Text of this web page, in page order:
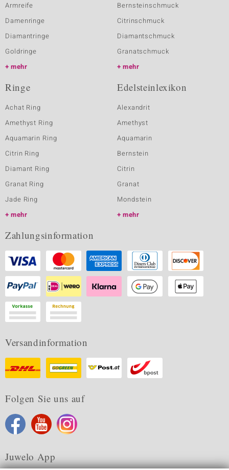
Armreife
Damenringe
Diamantringe
Goldringe
mehr
Bernsteinschmuck
Citrinschmuck
Diamantschmuck
Granatschmuck
mehr
Ringe
Achat Ring
Amethyst Ring
Aquamarin Ring
Citrin Ring
Diamant Ring
Granat Ring
Jade Ring
mehr
Edelsteinlexikon
Alexandrit
Amethyst
Aquamarin
Bernstein
Citrin
Granat
Mondstein
mehr
Zahlungsinformation
Versandinformation
Folgen Sie uns auf
Juwelo App